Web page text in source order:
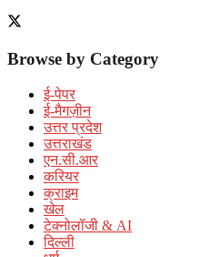
Browse by Category
ई-पेपर
ई-मैगज़ीन
उत्तर प्रदेश
उत्तराखंड
एन.सी.आर
करियर
क्राइम
खेल
टेक्नोलॉजी & AI
दिल्ली